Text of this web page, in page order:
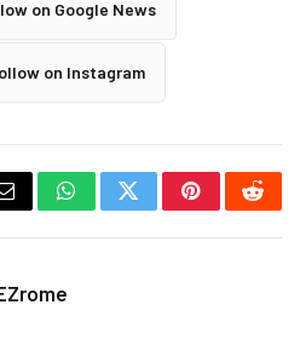
on Google News
on Instagram
Email WhatsAppTwitterPinterest